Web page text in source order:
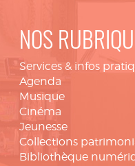
NOS
Services & infos
Agenda
Musique
Cinéma
Jeunesse
Collections
Bibliothèque